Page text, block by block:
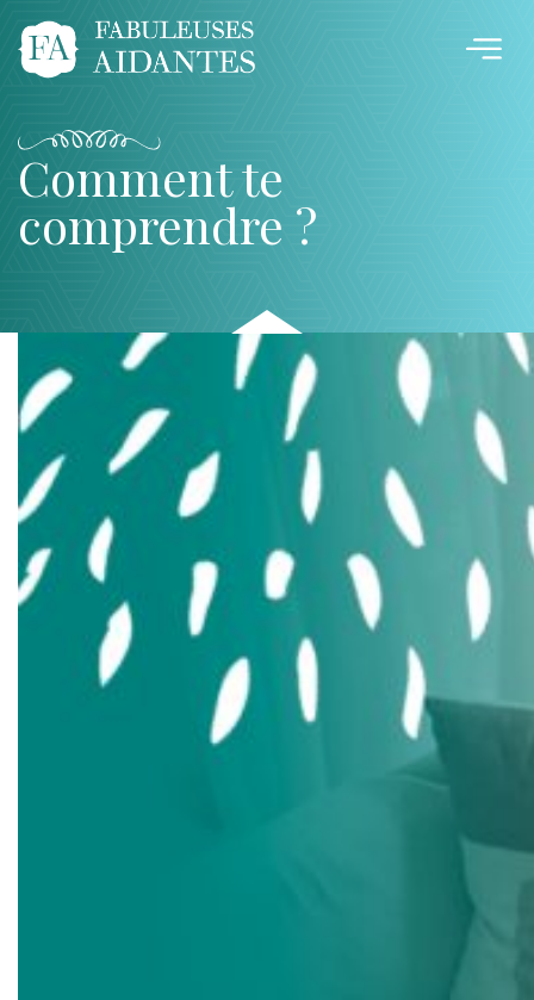
Comment te
comprendre ?